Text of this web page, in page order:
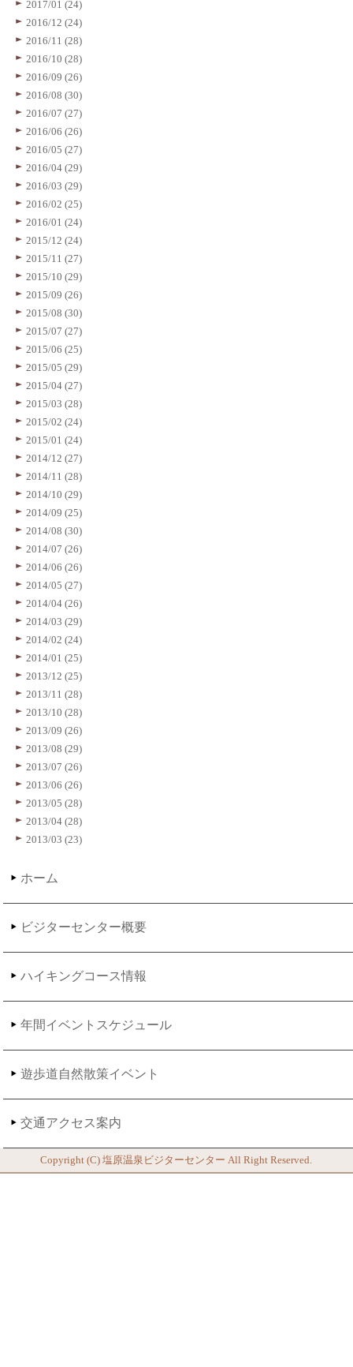
2017/01 (24)
2016/12 (24)
2016/11 (28)
2016/10 (28)
2016/09 (26)
2016/08 (30)
2016/07 (27)
2016/06 (26)
2016/05 (27)
2016/04 (29)
2016/03 (29)
2016/02 (25)
2016/01 (24)
2015/12 (24)
2015/11 (27)
2015/10 (29)
2015/09 (26)
2015/08 (30)
2015/07 (27)
2015/06 (25)
2015/05 (29)
2015/04 (27)
2015/03 (28)
2015/02 (24)
2015/01 (24)
2014/12 (27)
2014/11 (28)
2014/10 (29)
2014/09 (25)
2014/08 (30)
2014/07 (26)
2014/06 (26)
2014/05 (27)
2014/04 (26)
2014/03 (29)
2014/02 (24)
2014/01 (25)
2013/12 (25)
2013/11 (28)
2013/10 (28)
2013/09 (26)
2013/08 (29)
2013/07 (26)
2013/06 (26)
2013/05 (28)
2013/04 (28)
2013/03 (23)
ホーム
ビジターセンター概要
ハイキングコース情報
年間イベントスケジュール
遊歩道自然散策イベント
交通アクセス案内
Copyright (C)塩原温泉ビジターセンター All Right Reserved.